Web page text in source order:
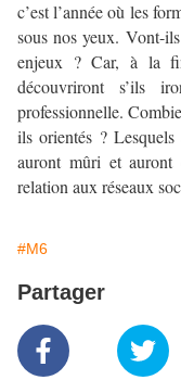
c’est l’année où les
sous nos yeux. Vont-
enjeux ? Car, à la
découvriront s’ils
professionnelle.
ils orientés ?
auront mûri et auront
relation aux réseaux
#M6
Partager